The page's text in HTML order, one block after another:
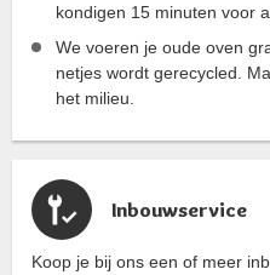
kondigen 15 minuten voor
We voeren je oude oven
netjes wordt gerecycled.
het milieu.
Inbouwservice
Koop je bij ons een of meer